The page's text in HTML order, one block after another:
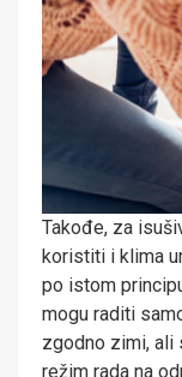
Takođe, za
koristiti i klima
po istom
mogu raditi
zgodno zimi, ali
režim rada na